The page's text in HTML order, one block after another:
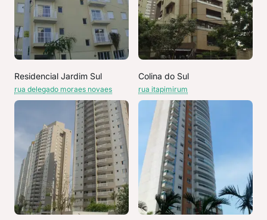
Residencial Jardim Sul
rua delegado moraes novaes
Colina do Sul
rua itapimirum